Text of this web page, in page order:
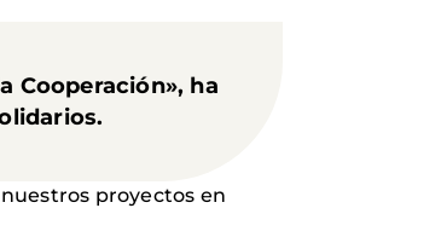
Cooperación», ha
proyectos en